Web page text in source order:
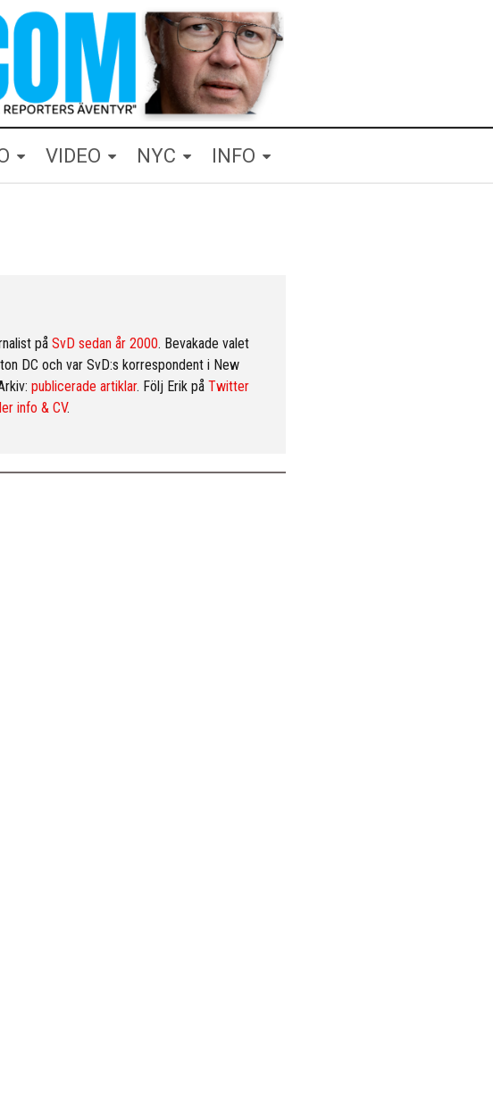
VIDEO NYC INFO
på SvD sedan år 2000. Bevakade valet
DC och var SvD:s korrespondent i New
publicerade artiklar. Följ Erik på Twitter
info & CV.